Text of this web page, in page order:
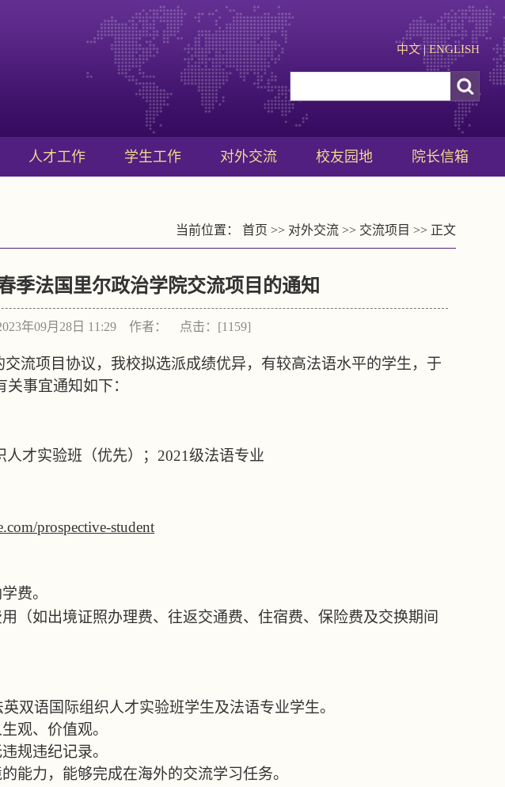
中文|ENGLISH
人才工作 学生工作 对外交流 校友园地 院长信箱
当前位置： 首页 >> 对外交流 >> 交流项目 >> 正文
季法国里尔政治学院交流项目的通知
年09月28日 11:29 作者： 点击：[1159]
流项目协议，我校拟选派成绩优异，有较高法语水平的学生，于
事宜通知如下：
人才实验班（优先）；2021级法语专业
prospective-student
费。
（如出境证照办理费、往返交通费、住宿费、 保险费及交换期间
英双语国际组织人才实验班学生及法语专业学生。
观、价值观。
规违纪记录。
能力，能够完成在海外的交流学习任务。